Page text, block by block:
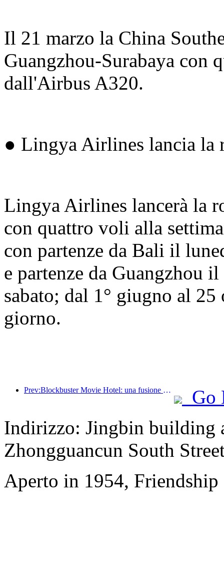
Il 21 marzo la China
Guangzhou-Surabaya con
dall'Airbus A320.
● Lingya Airlines lancia la
Lingya Airlines lancerà la
con quattro voli alla
con partenze da Bali il
e partenze da Guangzhou
sabato; dal 1° giugno al
giorno.
Prev:Blockbuster Movie Hotel: una fusione creativa di cultura cinematografica ed esperienza di alloggio
Go
Indirizzo: Jingbin building
Zhongguancun South
Aperto in 1954,